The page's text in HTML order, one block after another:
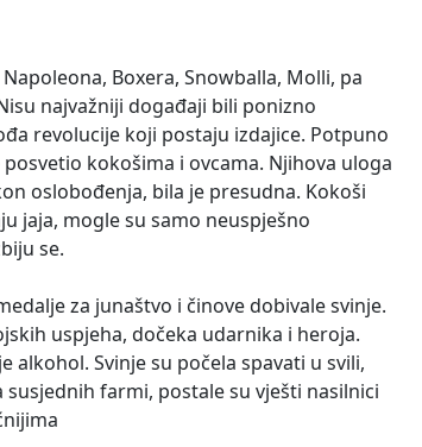
Boxera, Snowballa, Molli, pa
najvažniji događaji bili ponizno
revolucije koji postaju izdajice. Potpuno
kokošima i ovcama. Njihova uloga
oslobođenja, bila je presudna. Kokoši
jaja, mogle su samo neuspješno
se.
za junaštvo i činove dobivale svinje.
uspjeha, dočeka udarnika i heroja.
alkohol. Svinje su počela spavati u svili,
farmi, postale su vješti nasilnici